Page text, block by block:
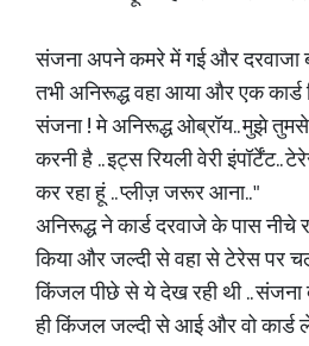
संजना अपने कमरे में गई और दरवाजा
तभी अनिरूद्ध वहा आया और एक
संजना ! मे अनिरूद्ध ओब्रॉय.. मुझे
करनी है .. इट्स रियली वेरी इंपॉर्टेंट..
कर रहा हूं .. प्लीज़ जरूर आना.. "
अनिरूद्ध ने कार्ड दरवाजे के पास
किया और जल्दी से वहा से टेरेस पर
किंजल पीछे से ये देख रही थी ..
ही किंजल जल्दी से आई और वो कार्ड